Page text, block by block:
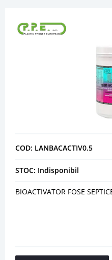
COD: LANBACACTIV0.5
STOC: Indisponibil
BIOACTIVATOR FOSE